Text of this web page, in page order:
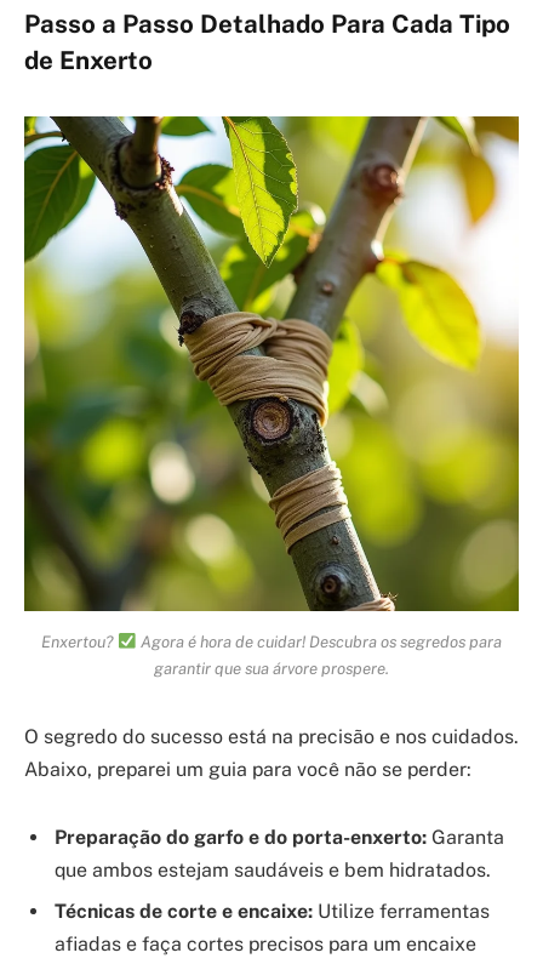
Passo a Passo Detalhado Para Cada Tipo
de Enxerto
Enxertou?
Agora é hora de cuidar! Descubra os segredos para
garantir que sua árvore prospere.
O segredo do sucesso está na precisão e nos cuidados.
Abaixo, preparei um guia para você não se perder:
Preparação do garfo e do porta-enxerto: Garanta
que ambos estejam saudáveis e bem hidratados.
Técnicas de corte e encaixe: Utilize ferramentas
afiadas e faça cortes precisos para um encaixe